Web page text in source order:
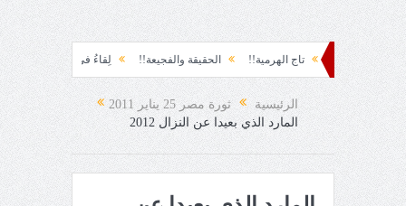
تاج الهرمية!! الحقيقة والفجيعة!! لِقاءُ في المَطَرِ! أين القيادة!!
الرئيسية
ثورة مصر 25 يناير 2011
المارد الذي بعيدا عن النزال 2012